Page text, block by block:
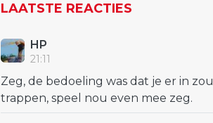
LAATSTE REACTIES
HP
21:11
Zeg, de bedoeling was dat je er in zou
trappen, speel nou even mee zeg.